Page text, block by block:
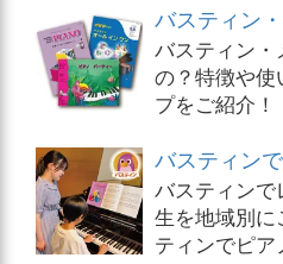
バスティン
バスティン・
の？特徴や使
プをご紹介！
バスティン
バスティン
生を地域別に
ティンでピア